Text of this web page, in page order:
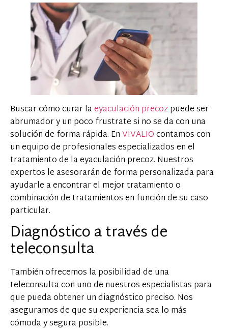
Buscar cómo curar laeyaculación precozpuede ser
abrumador y un poco frustrate si no se da con una
solución de forma rápida. EnVIVALIOcontamos con
un equipo de profesionales especializados en el
tratamiento de la eyaculación precoz. Nuestros
expertos le asesorarán de forma personalizada para
ayudarle a encontrar el mejor tratamiento o
combinación de tratamientos en función de su caso
particular.
Diagnóstico a través de
teleconsulta
También ofrecemos la posibilidad de una
teleconsulta con uno de nuestros especialistas para
que pueda obtener un diagnóstico preciso. Nos
aseguramos de que su experiencia sea lo más
cómoda y segura posible.